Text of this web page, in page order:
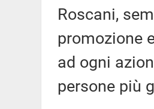
Roscani,
promozione
ad ogni
persone più